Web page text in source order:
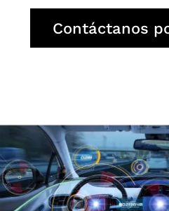
Contáctanos